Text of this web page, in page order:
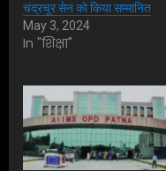
चंद्रचूर सेन को किया सम्मानित
May 3, 2024
In "शिक्षा"